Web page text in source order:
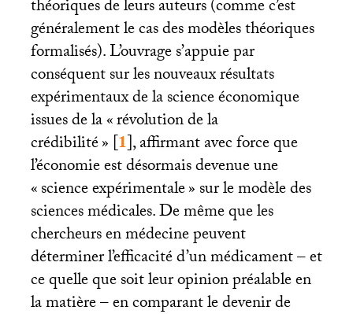
théoriques de leurs auteurs (comme c’est
généralement le cas des modèles théoriques
formalisés). L’ouvrage s’appuie par
conséquent sur les nouveaux résultats
expérimentaux de la science économique
issues de la «révolution de la
crédibilité»[1], affirmant avec force que
l’économie est désormais devenue une
«science expérimentale» sur le modèle des
sciences médicales. De même que les
chercheurs en médecine peuvent
déterminer l’efficacité d’un médicament – et
ce quelle que soit leur opinion préalable en
la matière – en comparant le devenir de